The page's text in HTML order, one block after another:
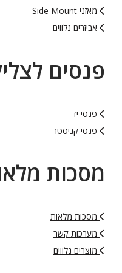
מאזני Side Mount
אביזרים נלווים
פנסים
פנסי יד
פנסי קניסטר
מסכות
מסכות מלאות
מערכות קשר
מוצרים נלווים